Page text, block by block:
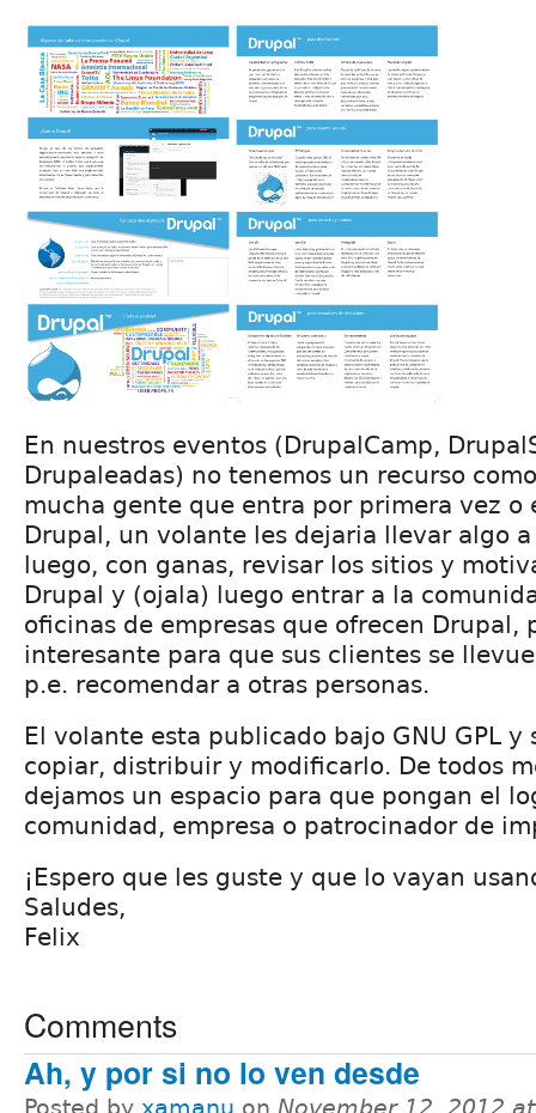
En nuestros eventos (DrupalCamp,
Drupaleadas) no tenemos un recurso
mucha gente que entra por primera vez o
Drupal, un volante les dejaria llevar algo
luego, con ganas, revisar los sitios y
Drupal y (ojala) luego entrar a la
oficinas de empresas que ofrecen Drupal,
interesante para que sus clientes se
p.e. recomendar a otras personas.
El volante esta publicado bajo GNU GPL y
copiar, distribuir y modificarlo. De todos
dejamos un espacio para que pongan el
comunidad, empresa o patrocinador de
¡Espero que les guste y que lo vayan
Saludes,
Felix
Comments
Ah, y por si no lo ven desde
Posted by xamanu on November 12, 2012